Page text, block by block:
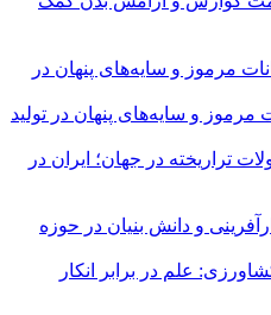
و سایه‌های پنهان در تولید